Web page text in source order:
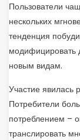
Пользователи
нескольких
тенденция
модифицировать
новым видам.
Участие явилась
Потребители
потреблением –
транслировать